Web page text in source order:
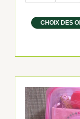
CHOIX DES